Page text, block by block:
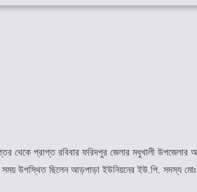
থেকে প্রাপ্ত রবিবার ফরিদপুর জেলার মধুখালী
উপস্থিত ছিলেন আড়পাড়া ইউনিয়নের ইউ.পি. সদস্য